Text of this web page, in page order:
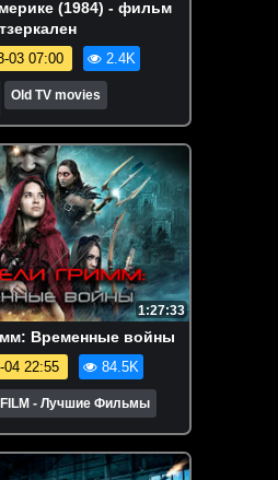
(1984) - фильм
03 07:00 2.4K
Old TV movies
1:27:33
Временные войны
04 22:55 84.5K
FILM - Лучшие Фильмы